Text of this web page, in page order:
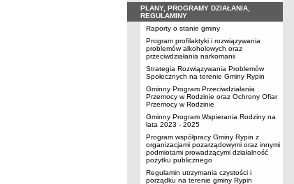
PLANY, PROGRAMY DZIAŁANIA,
REGULAMINY
Raporty o stanie gminy
Program profilaktyki i rozwiązywania
problemów alkoholowych oraz
przeciwdziałania narkomanii
Strategia Rozwiązywania Problemów
Społecznych na terenie Gminy Rypin
Gminny Program Przeciwdziałania
Przemocy w Rodzinie oraz Ochrony Ofiar
Przemocy w Rodzinie
Gminny Program Wspierania Rodziny na
lata 2023 - 2025
Program współpracy Gminy Rypin z
organizacjami pozarządowymi oraz innymi
podmiotami prowadzącymi działalność
pożytku publicznego
Regulamin utrzymania czystości i
porządku na terenie gminy Rypin